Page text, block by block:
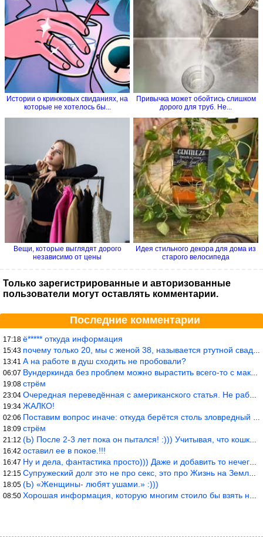
Истории о кринжовых свиданиях, на
которые не хотелось бы...
Привычка может обойтись слишком
дорого для труб. Не...
Вещи, которые выглядят дорого
независимо от цены
Идея стильного декора для дома из
старого велосипеда
Только зарегистрированные и авторизованные
пользователи могут оставлять комментарии.
Последние комментарии
17:18 ё***** откуда информация
15:43 почему только 20, мы с женой 38, называется ртутной свадьбой, гр
13:41 А на работе в душ сходить не пробовали?
06:07 Вундеркинда без проблем можно вырастить всего-то с максимально р
19:08 стрём
23:04 Очередная переведённая с американского статья. Не работает эта ф
19:34 ЖАЛКО!
02:06 Поставим вопрос иначе: откуда берётся столь зловредный феминизм?
18:09 стрём
21:12 (Ь) После 2-3 лет пока он пытался! :))) Учитывая, что кошки 10-1
16:42 оставил ее в покое.!!!
16:47 Ну и дела, фантастика просто))) Даже и добавить то нечего…
12:15 Супружеский долг это не про секс, это про Жизнь на Земле. Супруж
18:05 (Ь) «Женщины- любят ушами.» :)))
08:50 Хорошая информация, которую многим стоило бы взять на вооружение